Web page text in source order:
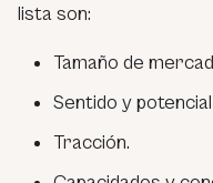
lista son:
Tamaño de
Sentido y
Tracción.